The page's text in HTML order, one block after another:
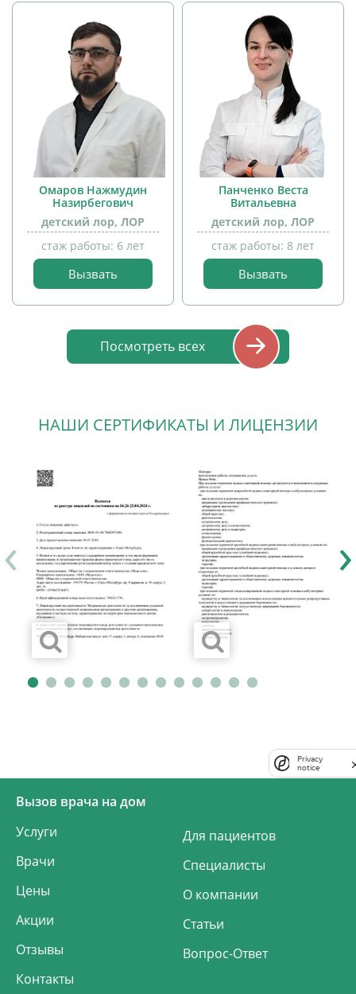
прием
детей
Омаров Нажмудин
Назирбегович
детский лор, ЛОР
стаж работы: 6 лет
Вызвать
прием
Панченко Веста
Витальевна
детский лор, ЛОР
стаж работы: 8 лет
Вызвать
Посмотреть всех
НАШИ СЕРТИФИКАТЫ И ЛИЦЕНЗИИ
‹ ›
Вызов врача на дом
Услуги
Врачи
Цены
Акции
Отзывы
Контакты
Для пациентов
Специалисты
О компании
Статьи
Вопрос-Ответ
Privacy
notice